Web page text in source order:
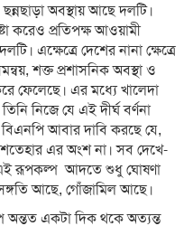
অবস্থায় আছে দলটি।
করেও প্রতিপক্ষ আওয়ামী
এক্ষেত্রে দেশের নানা ক্ষেত্রে
শক্ত প্রশাসনিক অবস্থা ও
ফেলেছে। এর মধ্যে খালেদা
নিজে যে এই দীর্ঘ বর্ণনা
বিএনপি আবার দাবি করছে যে,
এর অংশ না। সব দেখে-
এই রূপকল্প আদতে শুধু ঘোষণা
আছে, গোঁজামিল আছে।
একটা দিক থকে অত্যন্ত